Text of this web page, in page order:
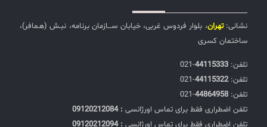
نشانی:تهران، بلوار فردوس غربی، خیابان ســـازمان برنامه، نبـش (هـمافر)،
ساختمان کسری
تلفن:‌ 44115333
-021
تلفن:‌44115322
-021
تلفن:‌ 44864958
-021
تلفن اضطراری فقط برای تماس اورژانسی : 09120212084
تلفن اضطراری فقط برای تماس اورژانسی : 09120212094